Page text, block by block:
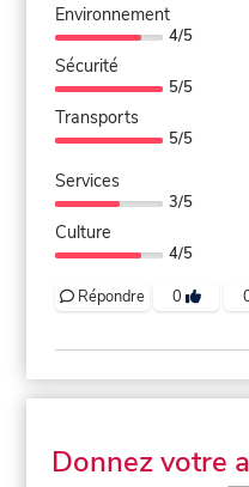
Environnement
4/5
Sécurité
5/5
Transports
5/5
Services
3/5
Culture
4/5
Répondre 0
Donnez votre